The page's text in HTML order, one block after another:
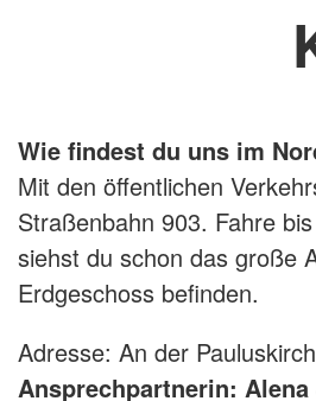
Wie findest du uns im
Mit den öffentlichen
Straßenbahn 903. Fahre
siehst du schon das große
Erdgeschoss befinden.
Adresse: An der
Ansprechpartnerin: Alena